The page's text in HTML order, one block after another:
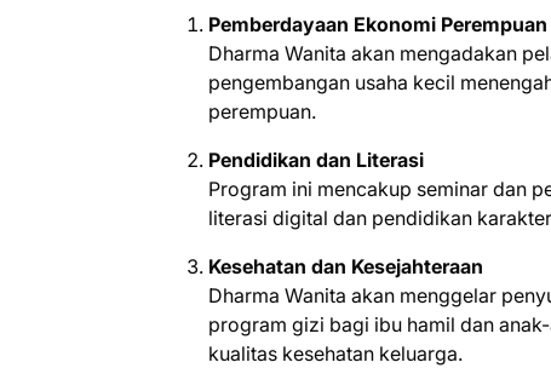
Pemberdayaan Ekonomi Perempuan
Dharma Wanita akan mengadakan
pengembangan usaha kecil
perempuan.
Pendidikan dan Literasi
Program ini mencakup seminar dan
literasi digital dan pendidikan
Kesehatan dan Kesejahteraan
Dharma Wanita akan menggelar
program gizi bagi ibu hamil dan
kualitas kesehatan keluarga.